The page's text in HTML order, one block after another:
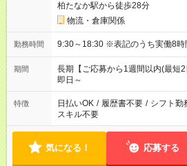
柏たなか駅から徒歩28分
物流・倉庫関係
勤務時間 9:30～18:30 ※表記のうち実働8
期間
長期【ご応募から1週間以内(最短2
即日～
特徴 日払いOK / 履歴書不要 / シフト勤
スキル不要
気になる！ 応募する